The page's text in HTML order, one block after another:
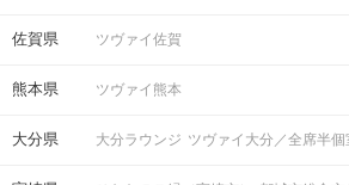
佐賀県 ツヴァイ佐賀
熊本県 ツヴァイ熊本
大分県 大分ラウンジ ツヴァイ大分／全席半個